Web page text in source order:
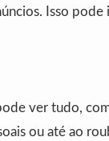
Isso pode
ver tudo,
ou até ao